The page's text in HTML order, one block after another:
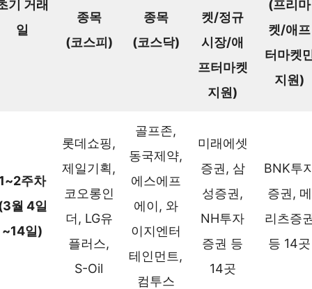
기 거래
일
종목
(코스피)
종목
(코스닥)
켓/정규
시장/애
프터마켓
지원)
(프리마
켓/애프
터마켓
지원)
1~2주차
월 4일
~14일)
롯데쇼핑,
제일기획,
코오롱인
더, LG유
플러스,
S-Oil
골프존,
동국제약,
에스에프
에이, 와
이지엔터
테인먼트,
컴투스
미래에셋
증권, 삼
성증권,
NH투자
증권 등
14곳
BNK투
증권, 메
리츠증
등 14곳